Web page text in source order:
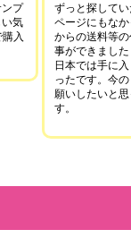
プ
気
入
ずっと探して
ページにもな
からの送料等
事ができました
日本では手に
ったです。今
願いしたいと
す。